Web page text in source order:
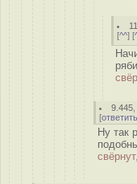
[^^] [
9.445
[ответить
Ну так
свёрнут,